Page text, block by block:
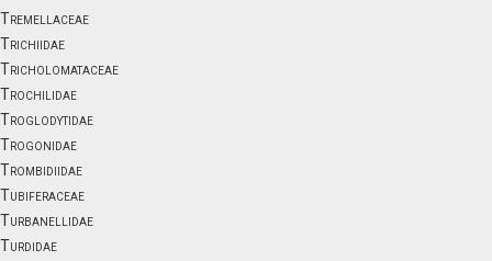
Tremellaceae
Trichiidae
Tricholomataceae
Trochilidae
Troglodytidae
Trogonidae
Trombidiidae
Tubiferaceae
Turbanellidae
Turdidae